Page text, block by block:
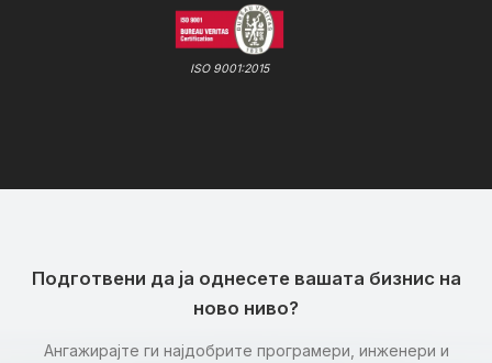
ISO 9001:2015
Подготвени да ја однесете вашата бизнис на
ново ниво?
Ангажирајте ги најдобрите програмери, инженери и